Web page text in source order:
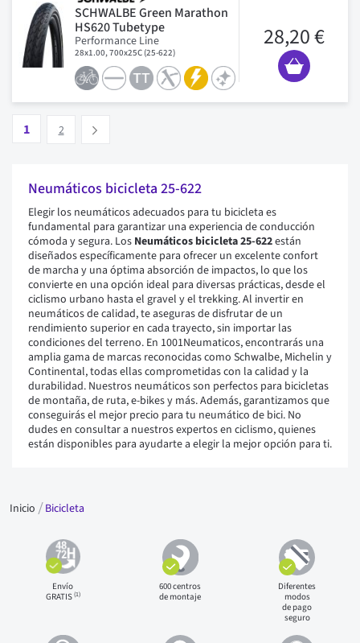
SCHWALBE Green Marathon
HS620 Tubetype
Performance Line
28x1.00, 700x25C (25-622)
28,20 €
Vous lisez actuellement la page
1 2
Neumáticos bicicleta 25-622
Elegir los neumáticos adecuados para tu bicicleta es
fundamental para garantizar una experiencia de conducción
cómoda y segura. Los Neumáticos bicicleta 25-622están
diseñados específicamente para ofrecer un excelente confort
de marcha y una óptima absorción de impactos, lo que los
convierte en una opción ideal para diversas prácticas, desde el
ciclismo urbano hasta el gravel y el trekking. Al invertir en
neumáticos de calidad, te aseguras de disfrutar de un
rendimiento superior en cada trayecto, sin importar las
condiciones del terreno. En 1001Neumaticos, encontrarás una
amplia gama de marcas reconocidas como Schwalbe, Michelin y
Continental, todas ellas comprometidas con la calidad y la
durabilidad. Nuestros neumáticos son perfectos para bicicletas
de montaña, de ruta, e-bikes y más. Además, garantizamos que
conseguirás el mejor precio para tu neumático de bici. No
dudes en consultar a nuestros expertos en ciclismo, quienes
están disponibles para ayudarte a elegir la mejor opción para ti.
Inicio Bicicleta
Envío
GRATIS(1)
600 centros
de montaje
Diferentes
modos
de pago
seguro